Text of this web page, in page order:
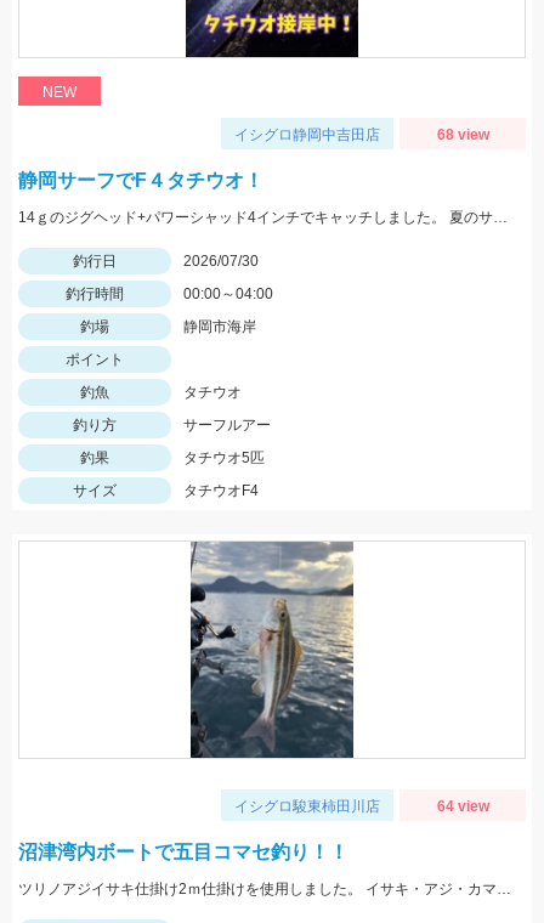
NEW
イシグロ静岡中吉田店 68 view
静岡サーフでF４タチウオ！
14ｇのジグヘッド+パワーシャッド4インチでキャッチしました。 夏のサーフタチウオゲームはこれからですね！
釣行日
2026/07/30
釣行時間
00:00～04:00
釣場
静岡市海岸
ポイント
釣魚
タチウオ
釣り方
サーフルアー
釣果
タチウオ5匹
サイズ
タチウオF4
イシグロ駿東柿田川店 64 view
沼津湾内ボートで五目コマセ釣り！！
ツリノアジイサキ仕掛け2ｍ仕掛けを使用しました。 イサキ・アジ・カマスの魚影が多くいられました。 ハタ系は去年より少なく感じました。 水深は比較的浅い30ｍ前後の根を狙いました。 イサキは小さい個体が多くその中に大きいのが混じっている印象でした。